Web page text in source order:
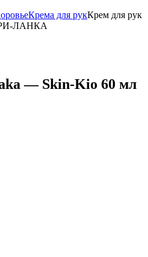
Крема для рукКрем для рук
ЛАНКА
— Skin-Kio 60 мл